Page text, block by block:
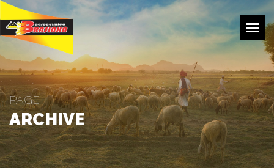
HOME
PRODUÇÃO
PRODUTOS
TRANSPORTE
COTAÇÕES
PAGE
ARCHIVE